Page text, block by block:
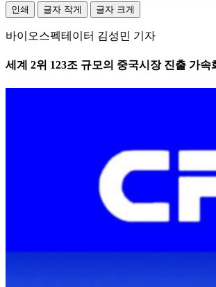
인쇄 글자 작게 글자 크게
바이오스펙테이터 김성민 기자
세계 2위 123조 규모의 중국시장 진출 가